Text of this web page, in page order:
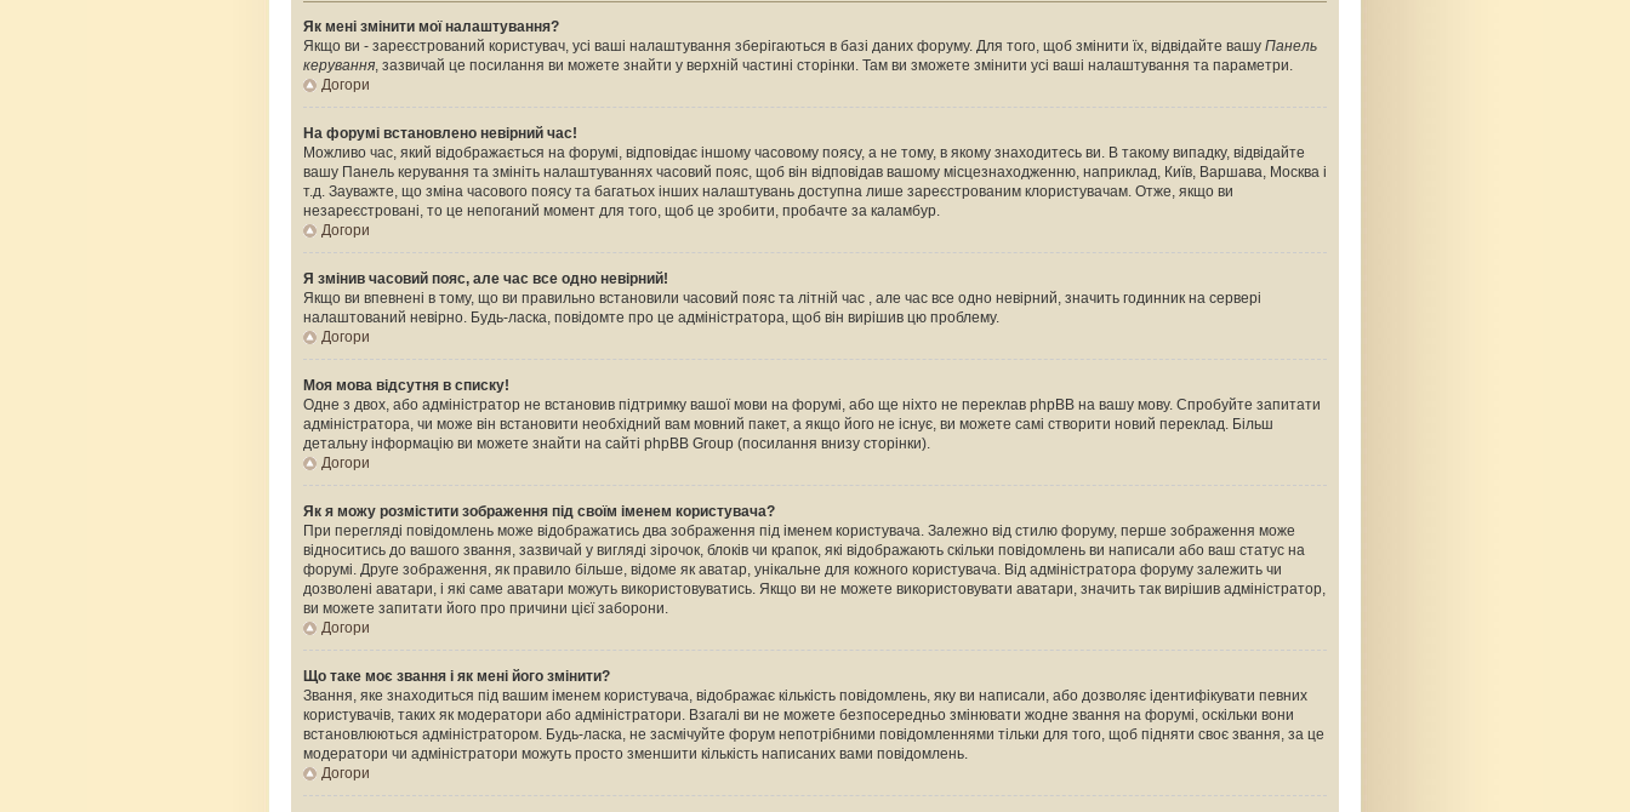
Як мені змінити мої налаштування?
Якщо ви - зареєстрований користувач, усі ваші налаштування зберігаються в базі даних форуму. Для того, щоб змінити їх, відвідайте вашу Панель
керування, зазвичай це посилання ви можете знайти у верхній частині сторінки. Там ви зможете змінити усі ваші налаштування та параметри.
Догори
На форумі встановлено невірний час!
Можливо час, який відображається на форумі, відповідає іншому часовому поясу, а не тому, в якому знаходитесь ви. В такому випадку, відвідайте
вашу Панель керування та змініть налаштуваннях часовий пояс, щоб він відповідав вашому місцезнаходженню, наприклад, Київ, Варшава, Москва і
т.д. Зауважте, що зміна часового поясу та багатьох інших налаштувань доступна лише зареєстрованим клористувачам. Отже, якщо ви
незареєстровані, то це непоганий момент для того, щоб це зробити, пробачте за каламбур.
Догори
Я змінив часовий пояс, але час все одно невірний!
Якщо ви впевнені в тому, що ви правильно встановили часовий пояс та літній час , але час все одно невірний, значить годинник на сервері
налаштований невірно. Будь-ласка, повідомте про це адміністратора, щоб він вирішив цю проблему.
Догори
Моя мова відсутня в списку!
Одне з двох, або адміністратор не встановив підтримку вашої мови на форумі, або ще ніхто не переклав phpBB на вашу мову. Спробуйте запитати
адміністратора, чи може він встановити необхідний вам мовний пакет, а якщо його не існує, ви можете самі створити новий переклад. Більш
детальну інформацію ви можете знайти на сайті phpBB Group (посилання внизу сторінки).
Догори
Як я можу розмістити зображення під своїм іменем користувача?
При перегляді повідомлень може відображатись два зображення під іменем користувача. Залежно від стилю форуму, перше зображення може
відноситись до вашого звання, зазвичай у вигляді зірочок, блоків чи крапок, які відображають скільки повідомлень ви написали або ваш статус на
форумі. Друге зображення, як правило більше, відоме як аватар, унікальне для кожного користувача. Від адміністратора форуму залежить чи
дозволені аватари, і які саме аватари можуть використовуватись. Якщо ви не можете використовувати аватари, значить так вирішив адміністратор,
ви можете запитати його про причини цієї заборони.
Догори
Що таке моє звання і як мені його змінити?
Звання, яке знаходиться під вашим іменем користувача, відображає кількість повідомлень, яку ви написали, або дозволяє ідентифікувати певних
користувачів, таких як модератори або адміністратори. Взагалі ви не можете безпосередньо змінювати жодне звання на форумі, оскільки вони
встановлюються адміністратором. Будь-ласка, не засмічуйте форум непотрібними повідомленнями тільки для того, щоб підняти своє звання, за це
модератори чи адміністратори можуть просто зменшити кількість написаних вами повідомлень.
Догори